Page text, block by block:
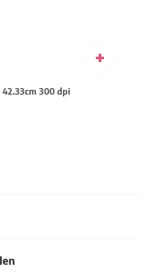
+
42.33cm 300 dpi